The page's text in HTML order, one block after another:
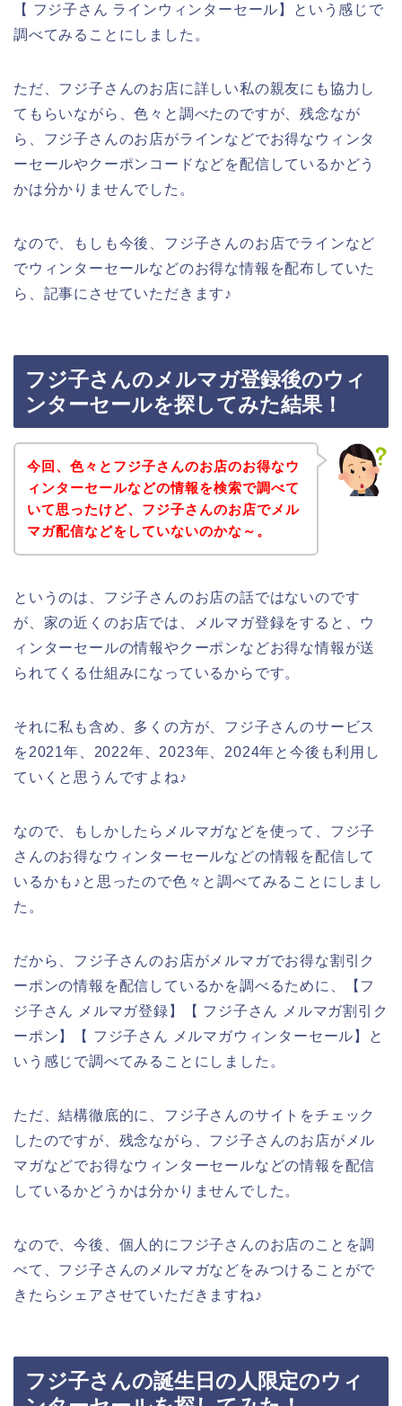
【 フジ子さん ラインウィンターセール】という感じで
調べてみることにしました。
ただ、フジ子さんのお店に詳しい私の親友にも協力し
てもらいながら、色々と調べたのですが、残念なが
ら、フジ子さんのお店がラインなどでお得なウィンタ
ーセールやクーポンコードなどを配信しているかどう
かは分かりませんでした。
なので、もしも今後、フジ子さんのお店でラインなど
でウィンターセールなどのお得な情報を配布していた
ら、記事にさせていただきます♪
フジ子さんのメルマガ登録後のウィ
ンターセールを探してみた結果！
今回、色々とフジ子さんのお店のお得なウ
ィンターセールなどの情報を検索で調べて
いて思ったけど、フジ子さんのお店でメル
マガ配信などをしていないのかな～。
というのは、フジ子さんのお店の話ではないのです
が、家の近くのお店では、メルマガ登録をすると、ウ
ィンターセールの情報やクーポンなどお得な情報が送
られてくる仕組みになっているからです。
それに私も含め、多くの方が、フジ子さんのサービス
を2021年、2022年、2023年、2024年と今後も利用し
ていくと思うんですよね♪
なので、もしかしたらメルマガなどを使って、フジ子
さんのお得なウィンターセールなどの情報を配信して
いるかも♪と思ったので色々と調べてみることにしまし
た。
だから、フジ子さんのお店がメルマガでお得な割引ク
ーポンの情報を配信しているかを調べるために、【フ
ジ子さん メルマガ登録】【 フジ子さん メルマガ割引ク
ーポン】【 フジ子さん メルマガウィンターセール】と
いう感じで調べてみることにしました。
ただ、結構徹底的に、フジ子さんのサイトをチェック
したのですが、残念ながら、フジ子さんのお店がメル
マガなどでお得なウィンターセールなどの情報を配信
しているかどうかは分かりませんでした。
なので、今後、個人的にフジ子さんのお店のことを調
べて、フジ子さんのメルマガなどをみつけることがで
きたらシェアさせていただきますね♪
フジ子さんの誕生日の人限定のウィ